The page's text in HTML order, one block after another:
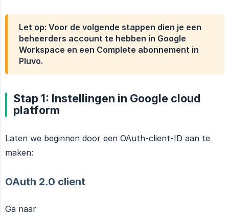
Let op: Voor de volgende stappen dien je een
beheerders account te hebben in Google
Workspace en een Complete abonnement in
Pluvo.
Stap 1: Instellingen in Google cloud
platform
Laten we beginnen door een OAuth-client-ID aan te
maken:
OAuth 2.0 client
Ga naar